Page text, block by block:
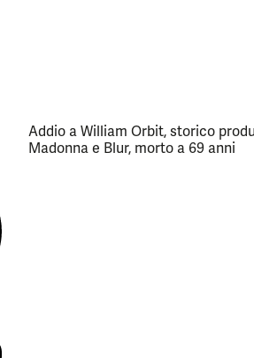
Addio a William Orbit, storico
Madonna e Blur, morto a 69 anni